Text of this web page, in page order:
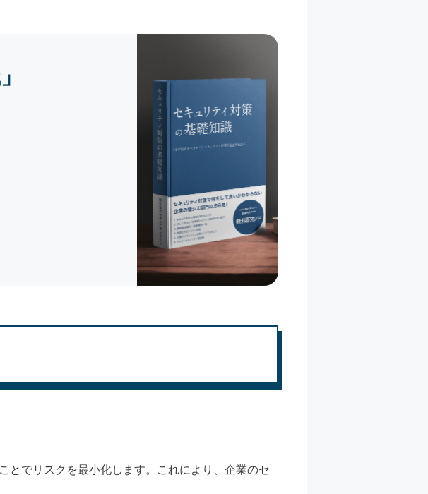
とでリスクを最小化します。これにより、企業のセ